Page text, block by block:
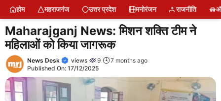
Skip
content
होम महराजगंज उत्तर प्रदेश मनोरंजन राजनीति
Maharajganj News: मिशन शक्ति टीम ने
महिलाओं को किया जागरूक
News Desk views 19
7 months ago
Published On: 17/12/2025